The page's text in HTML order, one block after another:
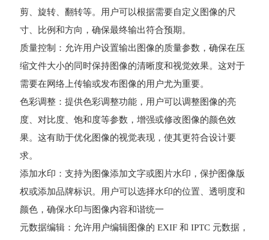
剪、旋转、翻转等。用户可以根据需要自定义图像的尺
寸、比例和方向，确保最终输出符合预期。
质量控制：允许用户设置输出图像的质量参数，确保在压
缩文件大小的同时保持图像的清晰度和视觉效果。这对于
需要在网络上传输或发布图像的用户尤为重要。
色彩调整：提供色彩调整功能，用户可以调整图像的亮
度、对比度、饱和度等参数，增强或修改图像的颜色效
果。这有助于优化图像的视觉表现，使其更符合设计要
求。
添加水印：支持为图像添加文字或图片水印，保护图像版
权或添加品牌标识。用户可以选择水印的位置、透明度和
颜色，确保水印与图像内容和谐统一
元数据编辑：允许用户编辑图像的 EXIF 和 IPTC 元数据，